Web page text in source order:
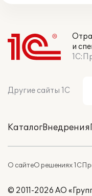
и
Другие сайты 1С
КаталогВнедрения
О сайтеО решениях 1С
© 2011-2026 АО